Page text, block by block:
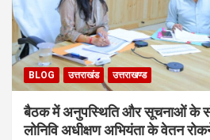
BLOG उत्तराखंड उत्तराखण्ड
बैठक में अनुपस्थिति और सूचनाओं के
लोनिवि अधीक्षण अभियंता के वेतन